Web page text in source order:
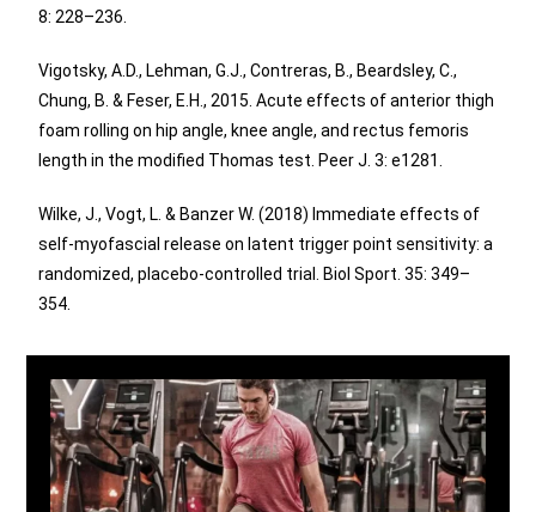
8: 228–236.
Vigotsky, A.D., Lehman, G.J., Contreras, B., Beardsley, C.,
Chung, B. & Feser, E.H., 2015. Acute effects of anterior thigh
foam rolling on hip angle, knee angle, and rectus femoris
length in the modified Thomas test. Peer J. 3: e1281.
Wilke, J., Vogt, L. & Banzer W. (2018) Immediate effects of
self-myofascial release on latent trigger point sensitivity: a
randomized, placebo-controlled trial. Biol Sport. 35: 349–
354.